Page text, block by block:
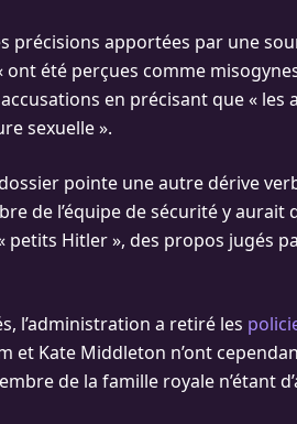
précisions apportées par une
été perçues comme
en précisant que « les
sexuelle ».
pointe une autre dérive
de l’équipe de sécurité y aurait
petits Hitler », des propos jugés
l’administration a retiré les
et Kate Middleton n’ont
de la famille royale n’étant